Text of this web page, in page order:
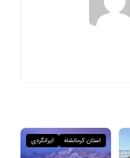
استان کرمانشاه ایرانگردی